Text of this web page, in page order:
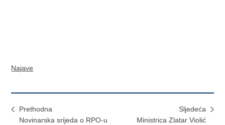
Najave
Prethodna
Novinarska srijeda o RPO-u
Sljedeća
Ministrica Zlatar Violić